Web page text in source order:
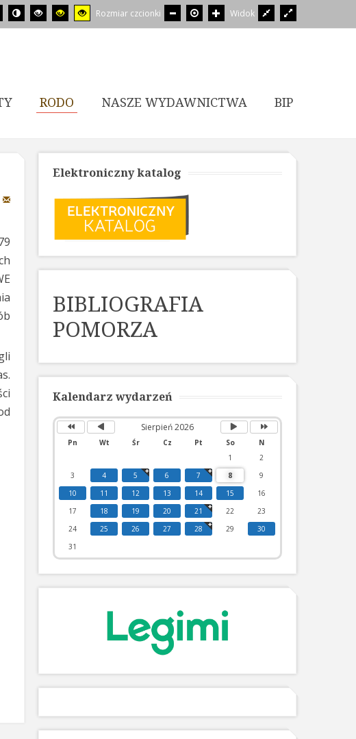
Rozmiar czcionki Widok
RODO NASZE WYDAWNICTWA BIP
Elektroniczny katalog
BIBLIOGRAFIA
POMORZA
Kalendarz wydarzeń
Sierpień 2026
Pn Wt Śr Cz Pt So
N
1
2
3
4 5 6 7 8
9
10
11 12 13 14 15
16
17
18 19 20 21 22
23
24
25 26 27 28 29
30
31